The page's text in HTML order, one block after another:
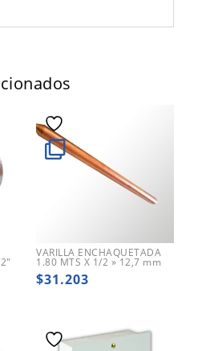
VARILLA ENCHAQUETADA
1.80 MTS X 1/2 » 12,7 mm
$31.203